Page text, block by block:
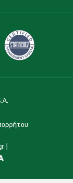
|